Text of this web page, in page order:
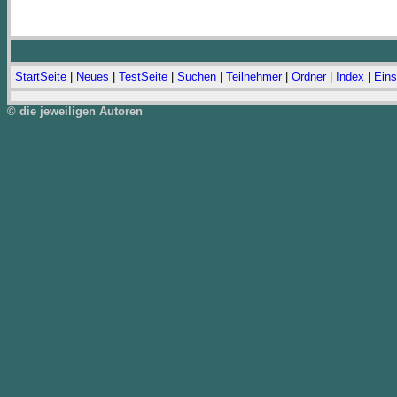
StartSeite Neues TestSeite Suchen Teilnehmer| Ordner| Index
© die jeweiligen Autoren